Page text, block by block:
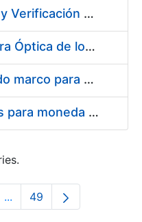
Servicio de Calibración y Verificación Externa de los Equipos de Medición del Servicio de Prevención de la FNMT-RCM
Conexión mediante Fibra Óptica de los Centros de Proceso de Datos (CPDs) de las sedes de la FNMT-RCM de Burgos y Madrid
Contratación de acuerdo marco para el Suministro de Material de Electricidad para la Fábrica Nacional de Moneda y Timbre-Real Casa de la Moneda en su centro de trabajo de Burgos
Suministro de estuches para moneda de 30 €
...Intermediate Pages Use
Page
49